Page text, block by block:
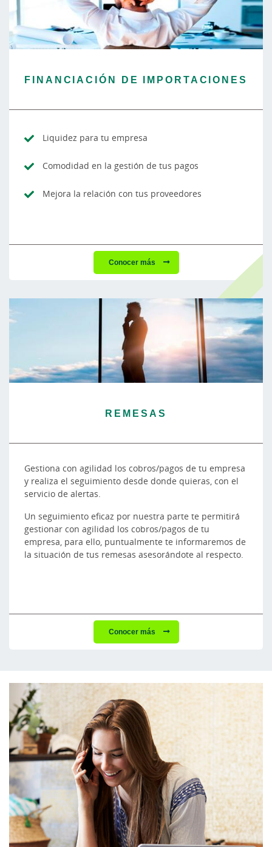
FINANCIACIÓN DE IMPORTACIONES
Liquidez para tu empresa
Comodidad en la gestión de tus pagos
Mejora la relación con tus proveedores
Conocer más
REMESAS
Gestiona con agilidad los cobros/pagos de tu empresa
y realiza el seguimiento desde donde quieras, con el
servicio de alertas.
Un seguimiento eficaz por nuestra parte te permitirá
gestionar con agilidad los cobros/pagos de tu
empresa, para ello, puntualmente te informaremos de
la situación de tus remesas asesorándote al respecto.
Conocer más